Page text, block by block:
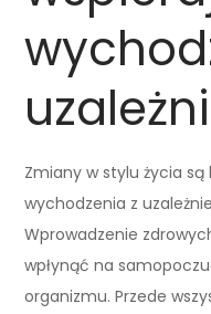
Zmiany w stylu życia
wychodzenia z
Wprowadzenie
wpłynąć na
organizmu. Przede